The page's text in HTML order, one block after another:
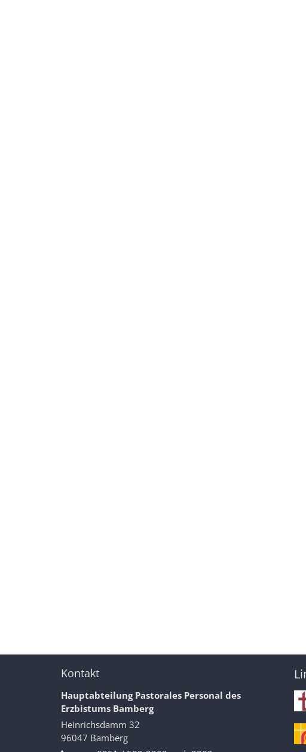
Kontakt
Hauptabteilung Pastorales Personal des
Erzbistums Bamberg
Heinrichsdamm 32
96047 Bamberg